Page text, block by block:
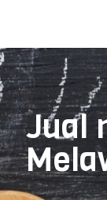
Jual